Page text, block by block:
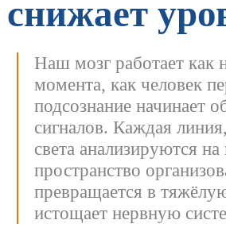
снижает
Наш мозг работает как
момента, как человек
подсознание начинает
сигналов. Каждая
света анализируются
пространство
превращается в
истощает нервную